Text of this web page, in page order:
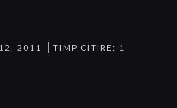
2011
TIMP CITIRE: 1